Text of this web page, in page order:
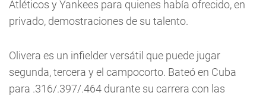
Atléticos y Yankees para quienes había ofrecido, en
privado, demostraciones de su talento.
Olivera es un infielder versátil que puede jugar
segunda, tercera y el campocorto. Bateó en Cuba
para .316/.397/.464 durante su carrera con las